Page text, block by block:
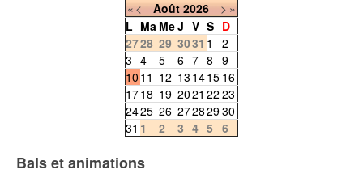
«< Août 2026 >»
L Ma MeJ V S D
2728 29 3031 1
2
3 4 5 6 7 8 9
10 11 12 13 1415 16
1718 19 2021 22 23
2425 26 27282930
31 1 2 3 4 5 6
Bals et animations